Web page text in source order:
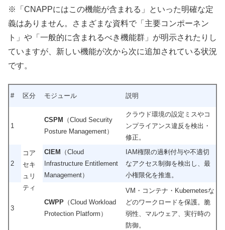
※「CNAPPにはこの機能が含まれる」といった明確な定
義はありません。さまざまな資料で「主要コンポーネン
ト」や「一般的に含まれるべき機能群」が明示されたりし
ていますが、新しい機能が次から次に追加されている状況
です。
# 区分 モジュール 説明
1
コア
セキ
ュリ
ティ
CSPM
（Cloud Security
Posture Management）
クラウド環境の設定ミスやコ
ンプライアンス違反を検出・
修正。
2
CIEM
（Cloud
Infrastructure Entitlement
Management）
IAM権限の過剰付与や不適切
なアクセス制御を検出し、最
小権限化を推進。
3
CWPP （Cloud Workload
Protection Platform）
VM・コンテナ・Kubernetesな
どのワークロードを保護。脆
弱性、マルウェア、実行時の
防御。